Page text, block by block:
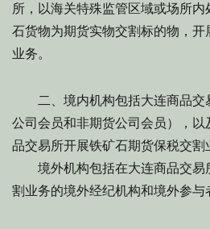
所，以海关特殊监管区域或场所
石货物为期货实物交割标的物，
业务。
二、境内机构包括大连商品交
公司会员和非期货公司会员），
品交易所开展铁矿石期货保税交割
境外机构包括在大连商品交易
割业务的境外经纪机构和境外参与